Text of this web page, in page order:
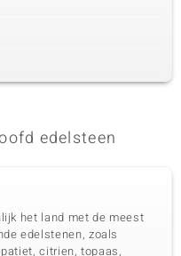
edelsteen
het land met de meest
edelstenen, zoals
citrien, topaas,